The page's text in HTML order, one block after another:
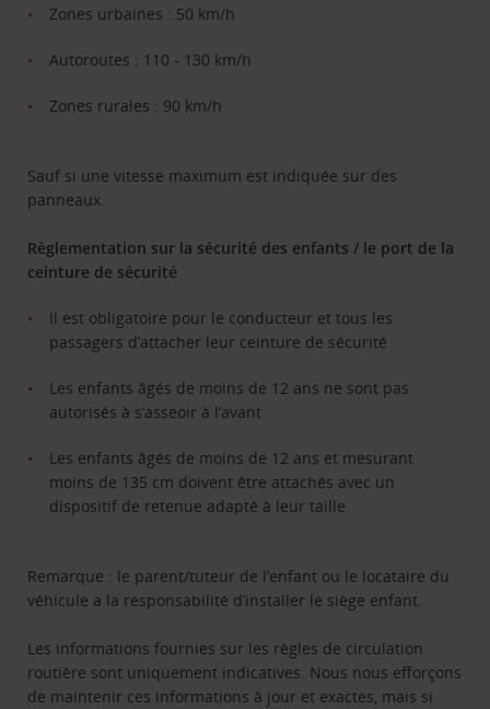
Zones urbaines : 50 km/h
Autoroutes : 110 - 130 km/h
Zones rurales : 90 km/h
Sauf si une vitesse maximum est indiquée sur des
panneaux.
Règlementation sur la sécurité des enfants / le port de la
ceinture de sécurité
Il est obligatoire pour le conducteur et tous les
passagers d’attacher leur ceinture de sécurité
Les enfants âgés de moins de 12 ans ne sont pas
autorisés à s’asseoir à l’avant
Les enfants âgés de moins de 12 ans et mesurant
moins de 135 cm doivent être attachés avec un
dispositif de retenue adapté à leur taille
Remarque : le parent/tuteur de l’enfant ou le locataire du
véhicule a la responsabilité d’installer le siège enfant.
Les informations fournies sur les règles de circulation
routière sont uniquement indicatives. Nous nous efforçons
de maintenir ces informations à jour et exactes, mais si